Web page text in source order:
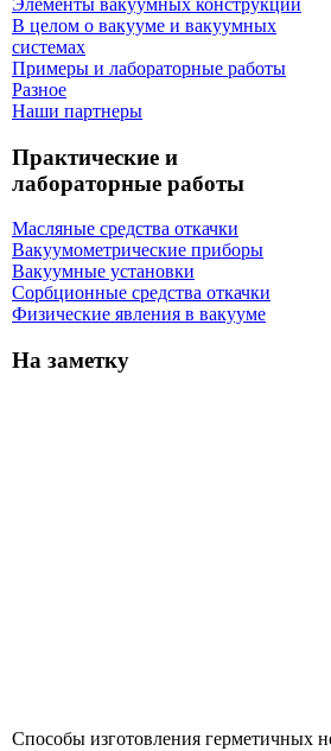
Элементы вакуумных конструкций
В целом о вакууме и вакуумных
системах
Примеры и лабораторные работы
Разное
Наши партнеры
Практические и
лабораторные работы
Масляные средства откачки
Вакуумометрические приборы
Вакуумные установки
Сорбционные средства откачки
Физические явления в вакууме
На заметку
Способы изготовления герметичных